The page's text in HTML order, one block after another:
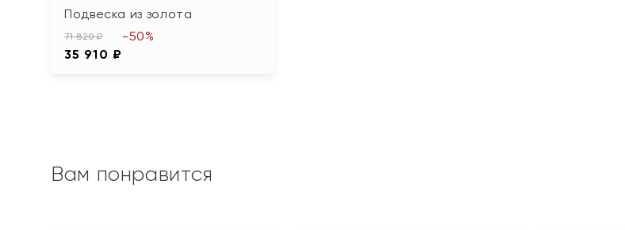
Подвеска из золота
71 820 ₽
35 910 ₽
-50%
Вам понравится